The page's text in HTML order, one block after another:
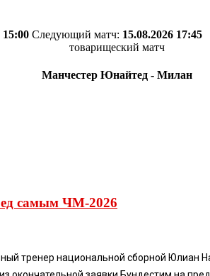
15:00 Следующий матч: 15.08.2026 17:45
товарищеский матч
Манчестер Юнайтед - Милан
самым ЧМ-2026
тренер национальной сборной